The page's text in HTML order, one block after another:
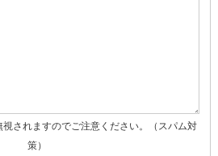
されますのでご注意ください。（スパム対
策）